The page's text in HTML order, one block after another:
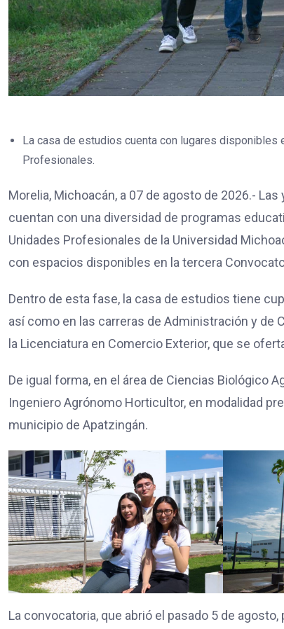
La casa de estudios cuenta con lugares
Profesionales.
Morelia, Michoacán, a 07 de agosto de 2026.-
cuentan con una diversidad de programas
Unidades Profesionales de la Universidad
con espacios disponibles en la tercera
Dentro de esta fase, la casa de estudios tiene
así como en las carreras de Administración y de
la Licenciatura en Comercio Exterior, que se
De igual forma, en el área de Ciencias Biológico
Ingeniero Agrónomo Horticultor, en modalidad
municipio de Apatzingán.
La convocatoria, que abrió el pasado 5 de